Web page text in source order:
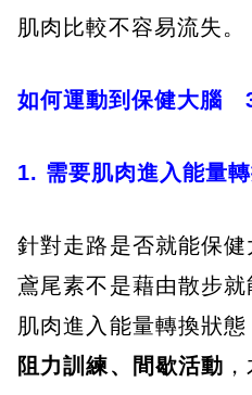
肌肉比較不容易流失。
如何運動到保健大腦
1. 需要肌肉進入能量轉
針對走路是否就能保健
鳶尾素不是藉由散步
肌肉進入能量轉換狀
阻力訓練、間歇活動